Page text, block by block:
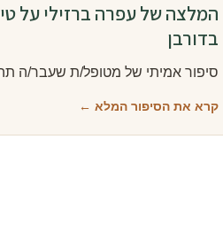
המלצה של עפרה ברזילי על
בדורבן
סיפור אמיתי של מטופל/ת שעבר/ה
קרא את הסיפור המלא ←